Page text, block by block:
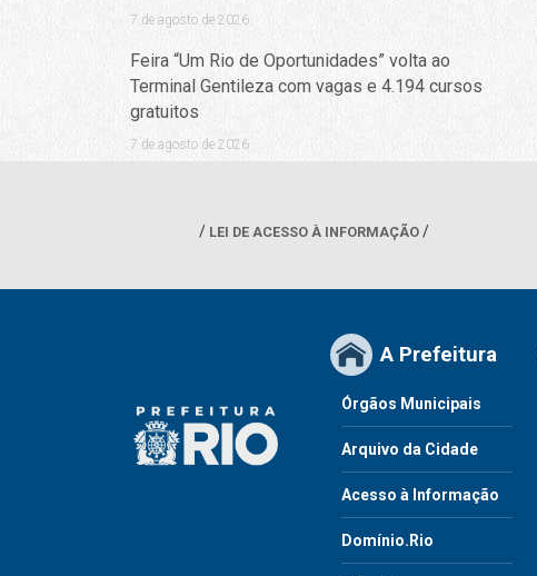
7 de agosto de 2026
Feira “Um Rio de Oportunidades” volta ao
Terminal Gentileza com vagas e 4.194 cursos
gratuitos
7 de agosto de 2026
LEI DE ACESSO À INFORMAÇÃO
A Prefeitura
Órgãos Municipais
Arquivo da Cidade
Acesso à Informação
Domínio.Rio